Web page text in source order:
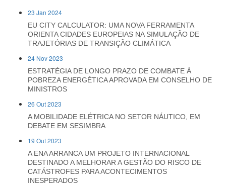
23 Jan 2024
EU CITY CALCULATOR: UMA NOVA FERRAMENTA
ORIENTA CIDADES EUROPEIAS NA SIMULAÇÃO DE
TRAJETÓRIAS DE TRANSIÇÃO CLIMÁTICA
24 Nov 2023
ESTRATÉGIA DE LONGO PRAZO DE COMBATE À
POBREZA ENERGÉTICA APROVADA EM CONSELHO DE
MINISTROS
26 Out 2023
A MOBILIDADE ELÉTRICA NO SETOR NÁUTICO, EM
DEBATE EM SESIMBRA
19 Out 2023
A ENA ARRANCA UM PROJETO INTERNACIONAL
DESTINADO A MELHORAR A GESTÃO DO RISCO DE
CATÁSTROFES PARA ACONTECIMENTOS
INESPERADOS